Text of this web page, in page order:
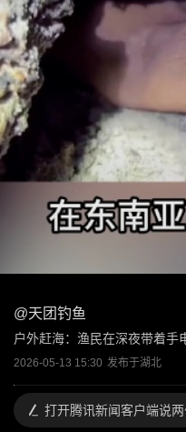
@天团钓鱼
户外赶海：渔民在深夜带着手
2026-05-13 15:30 发布于湖北
打开腾讯新闻客户端说两